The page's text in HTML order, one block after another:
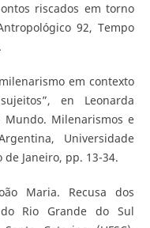
riscados em torno
92, Tempo
em contexto
en Leonarda
Milenarismos e
Universidade
de Janeiro, pp. 13-34.
Maria. Recusa dos
do Rio Grande do Sul